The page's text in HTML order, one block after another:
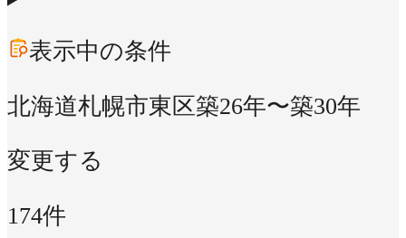
表示中の条件
北海道札幌市東区築26年〜築30年
変更する
174件